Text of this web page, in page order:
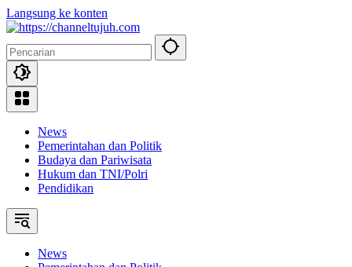
Langsung ke konten
News
Pemerintahan dan Politik
Budaya dan Pariwisata
Hukum dan TNI/Polri
Pendidikan
News